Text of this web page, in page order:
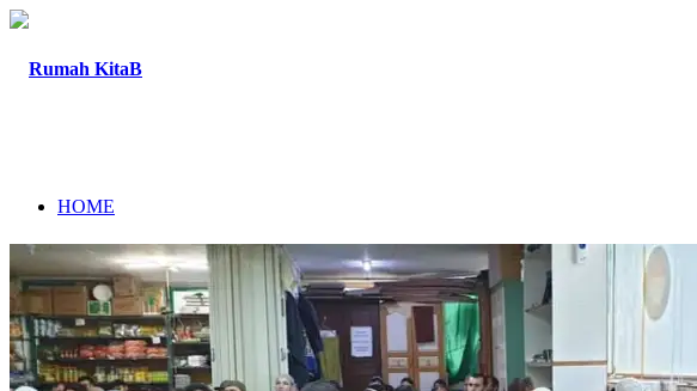
HOME
TENTANG